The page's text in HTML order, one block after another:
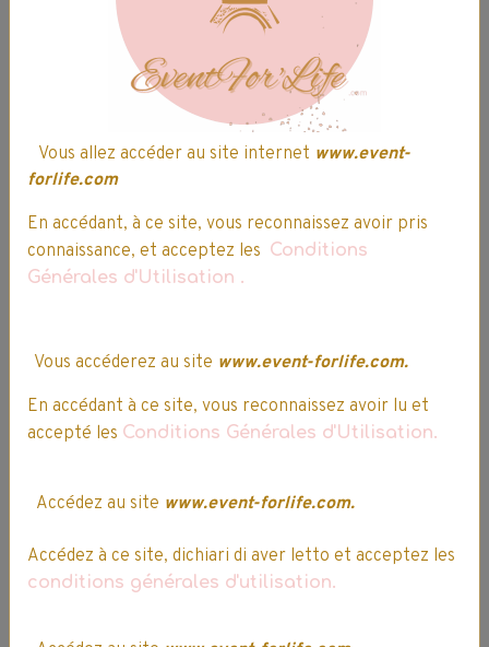
Nos clients ont attribué une note à ce
produit
5/5
PartagerFacebook
X Email
Questions / Réponses
Aucune question. Soyez le premier à poser une question.
★★★★★
Vous allez accéder au site internet www.event-
forlife.com
En accédant, à ce site, vous reconnaissez avoir pris
connaissance, et acceptez les Conditions
Générales d'Utilisation .
Vous accéderez au site www.event-forlife.com.
En accédant à ce site, vous reconnaissez avoir lu et
accepté les Conditions Générales d'Utilisation.
Accédez au site www.event-forlife.com.
Accédez à ce site, dichiari di aver letto et acceptez les
conditions générales d'utilisation.